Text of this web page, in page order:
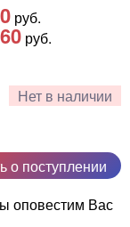
Нет в наличии
руб.
руб.
о поступлении
оповестим Вас